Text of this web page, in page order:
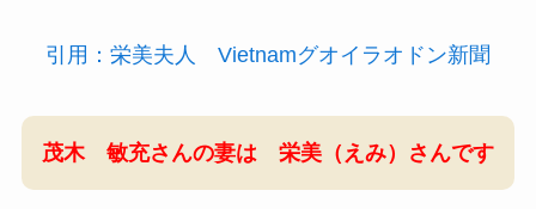
引用：栄美夫人 Vietnamグオイラオドン新聞
茂木 敏充さんの妻は 栄美（えみ）さんです